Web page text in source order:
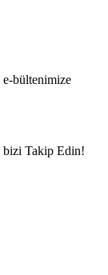
bültenimize
bizi Takip Edin!